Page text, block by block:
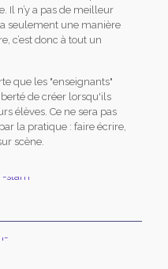
Il n’y a pas de meilleur
seulement une manière
c’est donc à tout un
que les "enseignants"
de créer lorsqu'ils
élèves. Ce ne sera pas
la pratique : faire écrire,
scène.